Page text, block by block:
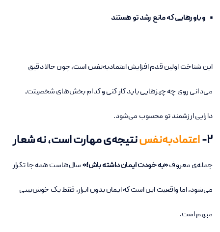
• و باورهایی که مانع رشد تو هستند
این شناخت اولین قدم افزایش اعتمادبه‌نفس است، چون حالا دقیق
می‌دانی روی چه چیزهایی باید کار کنی و کدام بخش‌های شخصیتت،
دارایی ارزشمند تو محسوب می‌شود.
۲- اعتمادبه‌نفسنتیجه‌ی مهارت است، نه شعار
جمله‌ی معروف«به خودت ایمان داشته باش!»سال‌هاست همه جا تکرار
می‌شود، اما واقعیت این است که ایمان بدون ابزار، فقط یک خوش‌بینی
مبهم است.